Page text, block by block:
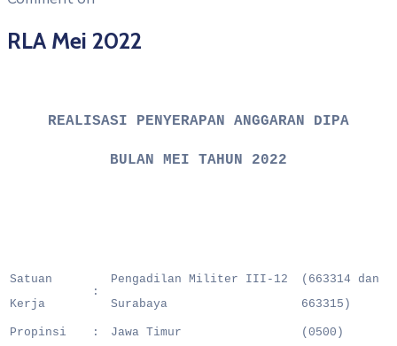
RLA Mei 2022
REALISASI PENYERAPAN ANGGARAN DIPA
BULAN MEI TAHUN 2022
Satuan
Kerja
:
Pengadilan Militer III-12
Surabaya
(663314 dan
663315)
Propinsi : Jawa Timur (0500)